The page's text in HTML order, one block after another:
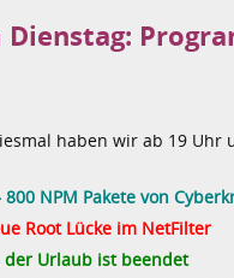
Dienstag:
haben wir ab 19 Uhr
800 NPM Pakete von
Root Lücke im NetFilter
der Urlaub ist beendet